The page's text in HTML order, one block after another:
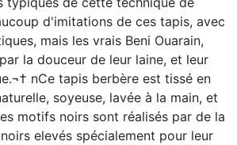
d'imitations de ces tapis, avec
mais les vrais Beni Ouarain,
la douceur de leur laine, et leur
nCe tapis berbère est tissé en
soyeuse, lavée à la main, et
motifs noirs sont réalisés par de la
elevés spécialement pour leur